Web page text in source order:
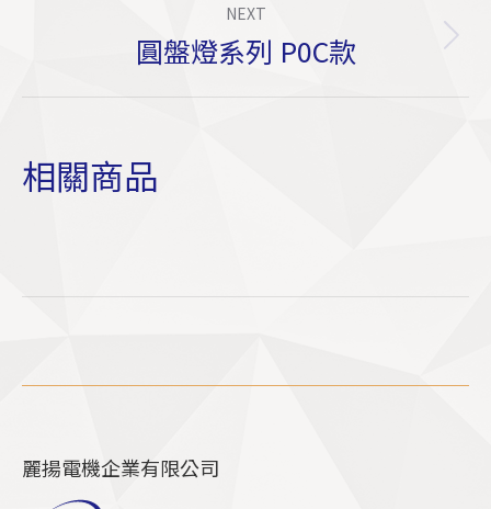
NEXT
Next
圓盤燈系列 P0C款
相關商品
麗揚電機企業有限公司